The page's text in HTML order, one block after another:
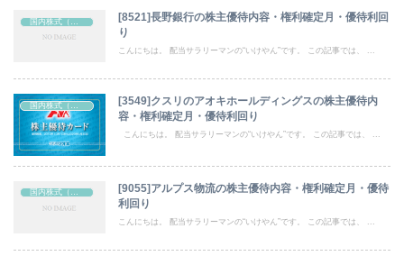
[8521]長野銀行の株主優待内容・権利確定月・優待利回
り
こんにちは。 配当サラリーマンの“いけやん”です。 この記事では、 ...
[3549]クスリのアオキホールディングスの株主優待内
容・権利確定月・優待利回り
こんにちは。 配当サラリーマンの“いけやん”です。 この記事では、 ...
国内株式（株主優待）
[9055]アルプス物流の株主優待内容・権利確定月・優待
利回り
こんにちは。 配当サラリーマンの“いけやん”です。 この記事では、 ...